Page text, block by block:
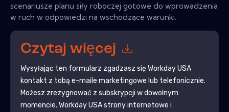
scenariusze planu siły roboczej gotowe do wprowadzenia
w ruch w odpowiedzi na wschodzące warunki.
Czytaj więcej
Wysyłając ten formularz zgadzasz sięWorkday USA
kontakt z tobą e-maile marketingowe lub telefonicznie.
Możesz zrezygnować z subskrypcji w dowolnym
momencie. Workday USAstrony internetowe i